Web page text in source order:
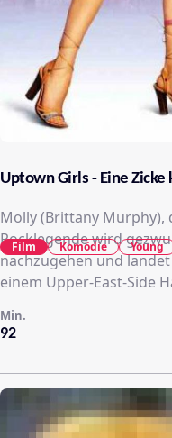
Uptown Girls - Eine
Molly (Brittany Murphy),
Rocklegende wird
nachzugehen und
einem Upper-East-Side
92
Min.
Film Komödie Young